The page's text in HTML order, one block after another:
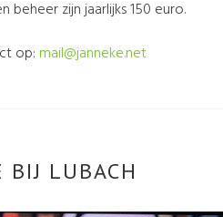
beheer zijn jaarlijks 150 euro.
op:mail@janneke.net
BIJ LUBACH